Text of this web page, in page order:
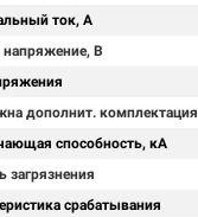
ток, А
В
дополнит. комплектация
способность, кА
загрязнения
срабатывания